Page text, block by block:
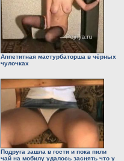
Аппетитная мастурбаторша в чёрных
чулочках
Подруга зашла в гости и пока пили
чай на мобилу удалось заснять что у